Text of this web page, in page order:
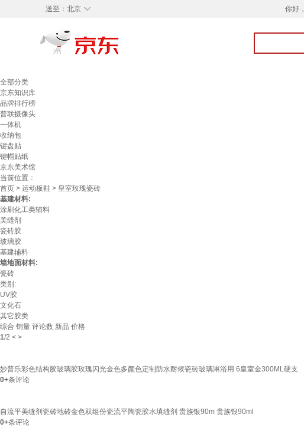
◇
送至： 北京 你好，
全部分类
京东知识库
品牌排行榜
普联摄像头
一体机
收纳包
键盘贴
键帽贴纸
京东美术馆
当前位置：
首页 > 运动板鞋 > 皇室玫瑰瓷砖
基建材料:
涂刷化工类辅料
美缝剂
瓷砖胶
玻璃胶
基建辅料
墙地面材料:
瓷砖
类别:
UV胶
文化石
其它胶类
综合 销量 评论数 新品 价格
1/2 < >
妙普乐彩色结构胶玻璃胶玫瑰闪光金色多颜色定制防水耐候瓷砖玻璃淋浴用 6皇室金300ML硬支
0+条评论
自流平美缝剂瓷砖地砖金色双组份瓷流平陶瓷胶水填缝剂 贵族银90m 贵族银90ml
0+条评论